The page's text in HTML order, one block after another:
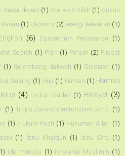
masa depan (1) doa wali Allah (1) dukun
(1) Ekonomi (2) energi kekuatan (1)
English (6) Episentrum Perlawanan (1)
Sejarah (1) Fiqh (1) Fir'aun (2) Firasat
(1) Gelombang dakwah (1) Gladiator (1)
Secang (1) Haji (1) Haman (1) Hamka
(4) Hidup Mudah (1) Hikayat (3)
(1) https://www.literaturislam.com/ (1)
(1) Hukum Pasti (1) Hukuman Allah (1)
(1) Ibnu Khaldun (1) Ibnu Sina (1)
ide menulis (1) Ikhwanul Muslimin (1)